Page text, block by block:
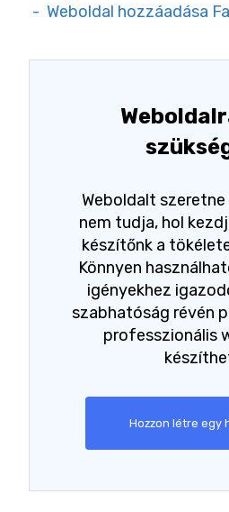
- Weboldal hozzáadása
Weboldalt
nem tudja, hol
készítőnk a
Könnyen
igényekhez
szabhatóság révén
professzionális
Hozzon létre egy